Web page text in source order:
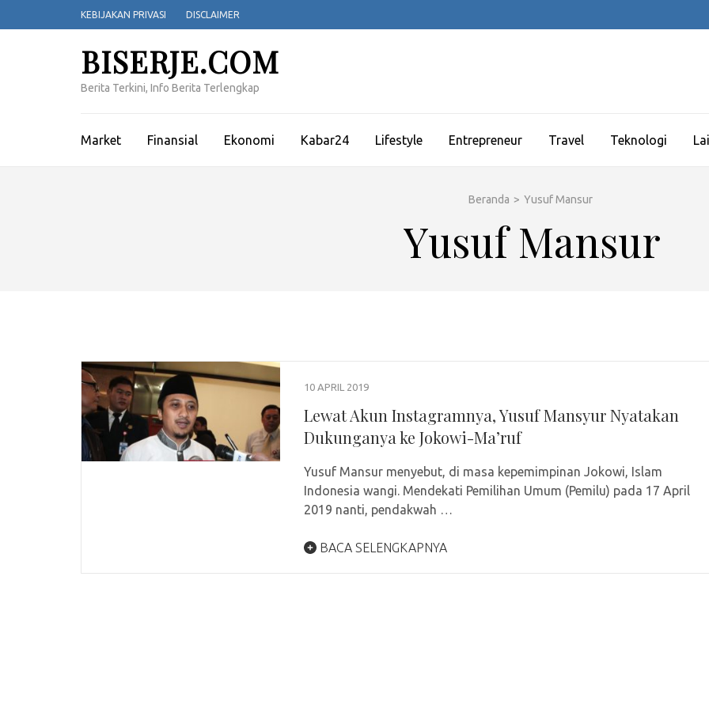
ke
KEBIJAKAN PRIVASI DISCLAIMER
BISERJE.COM
Berita Terkini, Info Berita Terlengkap
Market Finansial Ekonomi Kabar24 Lifestyle Entrepreneur Travel Teknologi
Beranda > Yusuf Mansur
Yusuf Mansur
10 APRIL 2019
Lewat Akun Instagramnya, Yusuf Mansyur Nyatakan
Dukunganya ke Jokowi-Ma’ruf
Yusuf Mansur menyebut, di masa kepemimpinan Jokowi, Islam
Indonesia wangi. Mendekati Pemilihan Umum (Pemilu) pada 17 April
2019 nanti, pendakwah …
BACA SELENGKAPNYA